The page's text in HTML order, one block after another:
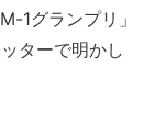
1グランプリ」
ターで明かし